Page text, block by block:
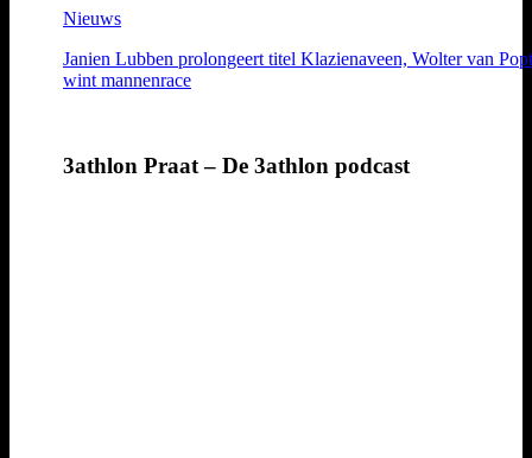
Nieuws
Janien Lubben prolongeert titel Klazienaveen, Wolter van
wint mannenrace
3athlon Praat – De 3athlon podcast